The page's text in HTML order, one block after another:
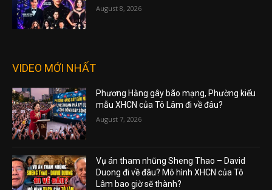
August 8, 2026
VIDEO MỚI NHẤT
Phương Hằng gây bão mạng, Phường kiểu
mẫu XHCN của Tô Lâm đi về đâu?
August 7, 2026
Vụ án tham nhũng Sheng Thao – David
Duong đi về đâu? Mô hình XHCN của Tô
Lâm bao giờ sẽ thành?